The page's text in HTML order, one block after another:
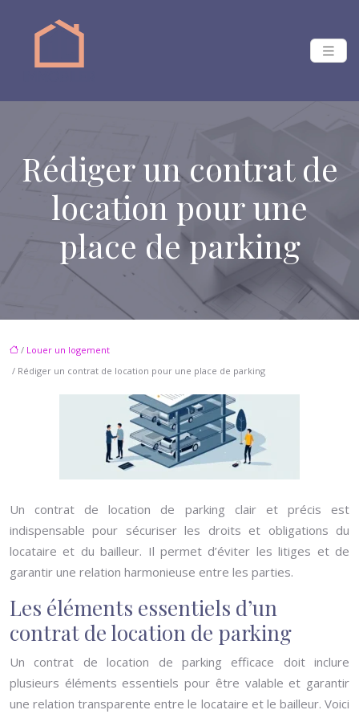
Rédiger un contrat de
location pour une
place de parking
/ Louer un logement
/ Rédiger un contrat de location pour une place de parking
Un contrat de location de parking clair et précis est
indispensable pour sécuriser les droits et obligations du
locataire et du bailleur. Il permet d’éviter les litiges et de
garantir une relation harmonieuse entre les parties.
Les éléments essentiels d’un
contrat de location de parking
Un contrat de location de parking efficace doit inclure
plusieurs éléments essentiels pour être valable et garantir
une relation transparente entre le locataire et le bailleur. Voici